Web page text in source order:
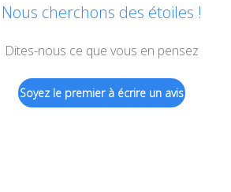
Nous cherchons des étoiles !
Dites-nous ce que vous en pensez
Soyez le premier à écrire un avis